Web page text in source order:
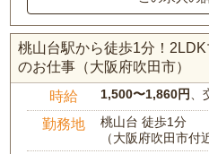
桃山台駅から徒歩1分！
のお仕事（大阪府吹田市）
時給 1,500〜1,860円
勤務地
桃山台 徒歩1分
（大阪府吹田市付